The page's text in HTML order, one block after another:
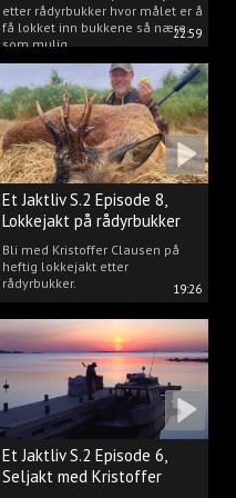
22:59
etter rådyrbukker hvor målet er å
få lokket inn bukkene så nære
som mulig.
19:26
Et Jaktliv S.2 Episode 8,
Lokkejakt på rådyrbukker
2023 nr. 1
Bli med Kristoffer Clausen på
heftig lokkejakt etter
rådyrbukker.
Et Jaktliv S.2 Episode 6,
Seljakt med Kristoffer